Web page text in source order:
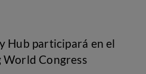
Hub participará en el
World Congress